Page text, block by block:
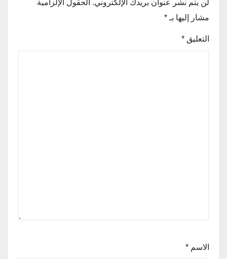
لن يتم نشر عنوان بريدك الإلكتروني. الحقول الإلزامية
مشار إليها بـ *
التعليق *
الاسم *